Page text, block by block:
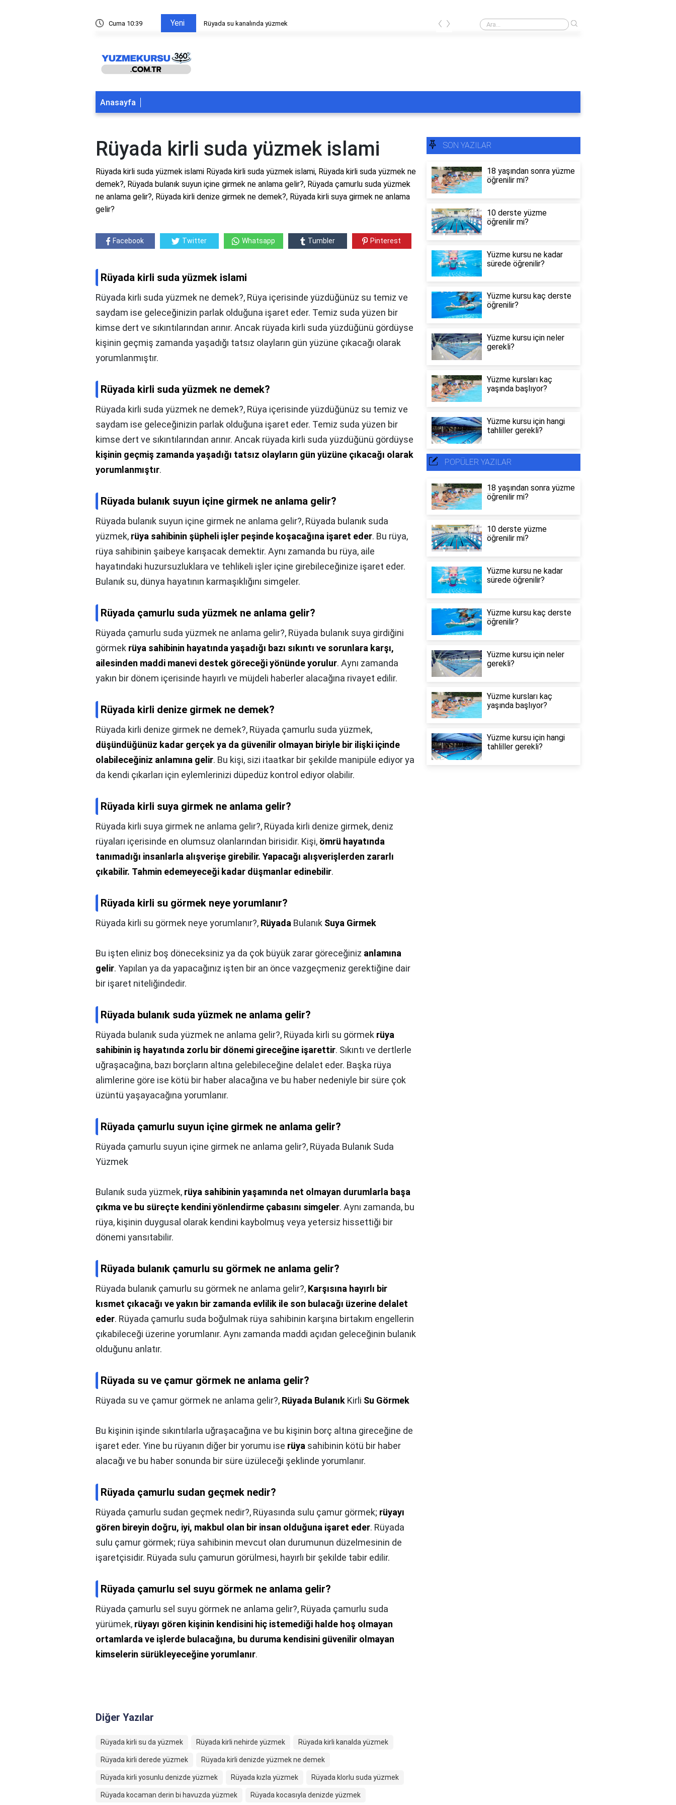
Cuma 10:39 Yeni Rüyada su kanalında yüzmek Rüyada masmavi havuzda yüzmek
‹ ›
Anasayfa
Rüyada kirli suda yüzmek islami
Rüyada kirli suda yüzmek islami Rüyada kirli suda yüzmek islami, Rüyada kirli suda yüzmek ne
demek?, Rüyada bulanık suyun içine girmek ne anlama gelir?, Rüyada çamurlu suda yüzmek
ne anlama gelir?, Rüyada kirli denize girmek ne demek?, Rüyada kirli suya girmek ne anlama
gelir?
Facebook Twitter Whatsapp Tumbler Pinterest
Rüyada kirli suda yüzmek islami
Rüyada kirli suda yüzmek ne demek?, Rüya içerisinde yüzdüğünüz su temiz ve
saydam ise geleceğinizin parlak olduğuna işaret eder. Temiz suda yüzen bir
kimse dert ve sıkıntılarından arınır. Ancak rüyada kirli suda yüzdüğünü gördüyse
kişinin geçmiş zamanda yaşadığı tatsız olayların gün yüzüne çıkacağı olarak
yorumlanmıştır.
Rüyada kirli suda yüzmek ne demek?
Rüyada kirli suda yüzmek ne demek?, Rüya içerisinde yüzdüğünüz su temiz ve
saydam ise geleceğinizin parlak olduğuna işaret eder. Temiz suda yüzen bir
kimse dert ve sıkıntılarından arınır. Ancak rüyada kirli suda yüzdüğünü gördüyse
kişinin geçmiş zamanda yaşadığı tatsız olayların gün yüzüne çıkacağı olarak
yorumlanmıştır.
Rüyada bulanık suyun içine girmek ne anlama gelir?
Rüyada bulanık suyun içine girmek ne anlama gelir?, Rüyada bulanık suda
yüzmek, rüya sahibinin şüpheli işler peşinde koşacağına işaret eder. Bu rüya,
rüya sahibinin şaibeye karışacak demektir. Aynı zamanda bu rüya, aile
hayatındaki huzursuzluklara ve tehlikeli işler içine girebileceğinize işaret eder.
Bulanık su, dünya hayatının karmaşıklığını simgeler.
Rüyada çamurlu suda yüzmek ne anlama gelir?
Rüyada çamurlu suda yüzmek ne anlama gelir?, Rüyada bulanık suya girdiğini
görmek rüya sahibinin hayatında yaşadığı bazı sıkıntı ve sorunlara karşı,
ailesinden maddi manevi destek göreceği yönünde yorulur. Aynı zamanda
yakın bir dönem içerisinde hayırlı ve müjdeli haberler alacağına rivayet edilir.
Rüyada kirli denize girmek ne demek?
Rüyada kirli denize girmek ne demek?, Rüyada çamurlu suda yüzmek,
düşündüğünüz kadar gerçek ya da güvenilir olmayan biriyle bir ilişki içinde
olabileceğiniz anlamına gelir. Bu kişi, sizi itaatkar bir şekilde manipüle ediyor ya
da kendi çıkarları için eylemlerinizi düpedüz kontrol ediyor olabilir.
Rüyada kirli suya girmek ne anlama gelir?
Rüyada kirli suya girmek ne anlama gelir?, Rüyada kirli denize girmek, deniz
rüyaları içerisinde en olumsuz olanlarından birisidir. Kişi, ömrü hayatında
tanımadığı insanlarla alışverişe girebilir. Yapacağı alışverişlerden zararlı
çıkabilir. Tahmin edemeyeceği kadar düşmanlar edinebilir.
Rüyada kirli su görmek neye yorumlanır?
Rüyada kirli su görmek neye yorumlanır?, Rüyada Bulanık Suya Girmek
Bu işten eliniz boş döneceksiniz ya da çok büyük zarar göreceğiniz anlamına
gelir. Yapılan ya da yapacağınız işten bir an önce vazgeçmeniz gerektiğine dair
bir işaret niteliğindedir.
Rüyada bulanık suda yüzmek ne anlama gelir?
Rüyada bulanık suda yüzmek ne anlama gelir?, Rüyada kirli su görmek rüya
sahibinin iş hayatında zorlu bir dönemi gireceğine işarettir. Sıkıntı ve dertlerle
uğraşacağına, bazı borçların altına gelebileceğine delalet eder. Başka rüya
alimlerine göre ise kötü bir haber alacağına ve bu haber nedeniyle bir süre çok
üzüntü yaşayacağına yorumlanır.
Rüyada çamurlu suyun içine girmek ne anlama gelir?
Rüyada çamurlu suyun içine girmek ne anlama gelir?, Rüyada Bulanık Suda
Yüzmek
Bulanık suda yüzmek, rüya sahibinin yaşamında net olmayan durumlarla başa
çıkma ve bu süreçte kendini yönlendirme çabasını simgeler. Aynı zamanda, bu
rüya, kişinin duygusal olarak kendini kaybolmuş veya yetersiz hissettiği bir
dönemi yansıtabilir.
Rüyada bulanık çamurlu su görmek ne anlama gelir?
Rüyada bulanık çamurlu su görmek ne anlama gelir?, Karşısına hayırlı bir
kısmet çıkacağı ve yakın bir zamanda evlilik ile son bulacağı üzerine delalet
eder. Rüyada çamurlu suda boğulmak rüya sahibinin karşına birtakım engellerin
çıkabileceği üzerine yorumlanır. Aynı zamanda maddi açıdan geleceğinin bulanık
olduğunu anlatır.
Rüyada su ve çamur görmek ne anlama gelir?
Rüyada su ve çamur görmek ne anlama gelir?, Rüyada Bulanık Kirli Su Görmek
Bu kişinin işinde sıkıntılarla uğraşacağına ve bu kişinin borç altına gireceğine de
işaret eder. Yine bu rüyanın diğer bir yorumu ise rüya sahibinin kötü bir haber
alacağı ve bu haber sonunda bir süre üzüleceği şeklinde yorumlanır.
Rüyada çamurlu sudan geçmek nedir?
Rüyada çamurlu sudan geçmek nedir?, Rüyasında sulu çamur görmek; rüyayı
gören bireyin doğru, iyi, makbul olan bir insan olduğuna işaret eder. Rüyada
sulu çamur görmek; rüya sahibinin mevcut olan durumunun düzelmesinin de
işaretçisidir. Rüyada sulu çamurun görülmesi, hayırlı bir şekilde tabir edilir.
Rüyada çamurlu sel suyu görmek ne anlama gelir?
Rüyada çamurlu sel suyu görmek ne anlama gelir?, Rüyada çamurlu suda
yürümek, rüyayı gören kişinin kendisini hiç istemediği halde hoş olmayan
ortamlarda ve işlerde bulacağına, bu duruma kendisini güvenilir olmayan
kimselerin sürükleyeceğine yorumlanır.
Diğer Yazılar
Rüyada kirli su da yüzmek Rüyada kirli nehirde yüzmek Rüyada kirli kanalda yüzmek
Rüyada kirli derede yüzmek Rüyada kirli denizde yüzmek ne demek
Rüyada kirli yosunlu denizde yüzmek Rüyada kızla yüzmek Rüyada klorlu suda yüzmek
Rüyada kocaman derin bi havuzda yüzmek Rüyada kocasıyla denizde yüzmek
SON YAZILAR
18 yaşından sonra yüzme
öğrenilir mi?
10 derste yüzme
öğrenilir mi?
Yüzme kursu ne kadar
sürede öğrenilir?
Yüzme kursu kaç derste
öğrenilir?
Yüzme kursu için neler
gerekli?
Yüzme kursları kaç
yaşında başlıyor?
Yüzme kursu için hangi
tahliller gerekli?
POPÜLER YAZILAR
18 yaşından sonra yüzme
öğrenilir mi?
10 derste yüzme
öğrenilir mi?
Yüzme kursu ne kadar
sürede öğrenilir?
Yüzme kursu kaç derste
öğrenilir?
Yüzme kursu için neler
gerekli?
Yüzme kursları kaç
yaşında başlıyor?
Yüzme kursu için hangi
tahliller gerekli?